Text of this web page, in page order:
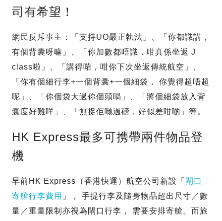
司有希望！
網民反斥事主：「支持UO嚴正執法」、「你都識講，
有個背囊呀嘛」、「你加數都唔識，咁真係坐返 J
class啦」、「講得啱，咁你下次坐返傳統航空」、
「你有個細行李+一個背囊+一個細袋， 你覺得超唔超
呢」、「你個袋大過你個頭喎」、「將個細袋放入背
囊度好難咩」、「無捉佢哋過磅，好似差咁啲」等。
HK Express最多可携帶兩件物品登
機
早前HK Express（香港快運）航空公司新設「 閘口
寄艙行李費用 」， 手提行李及隨身物品超出尺寸／數
量／重量限制亦視為閘口行李， 需要安排寄艙。而旅